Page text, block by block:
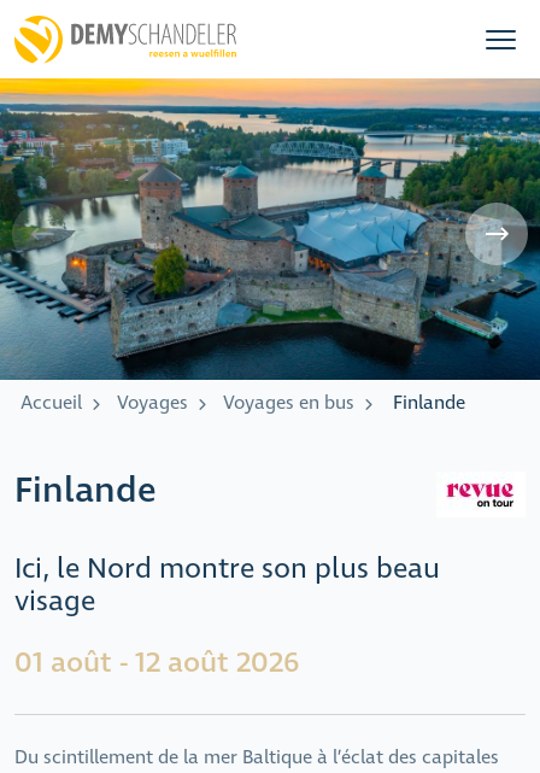
Accueil Voyages Voyages en bus Finlande
Finlande
Ici, le Nord montre son plus beau
visage
01 août - 12 août 2026
Du scintillement de la mer Baltique à l’éclat des capitales